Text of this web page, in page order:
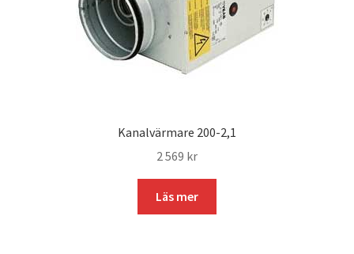
Kanalvärmare 200-2,1
2 569 kr
Läs mer